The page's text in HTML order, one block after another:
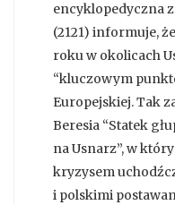
encyklopedyczna
(2121) informuje,
roku w okolicach
“kluczowym
Europejskiej. Tak
Beresia “Statek
na Usnarz”, w
kryzysem
i polskimi